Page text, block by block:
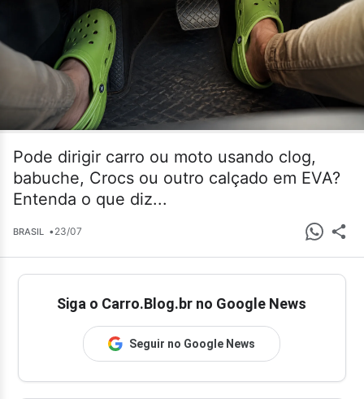
Pode dirigir carro ou moto usando clog,
babuche, Crocs ou outro calçado em EVA?
Entenda o que diz...
BRASIL •23/07
Siga o Carro.Blog.br no Google News
Seguir no Google News